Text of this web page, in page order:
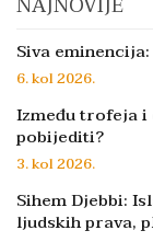
Siva
6. kol 2026.
Između trofeja i
pobijediti?
3. kol 2026.
Sihem Djebbi:
ljudskih prava,